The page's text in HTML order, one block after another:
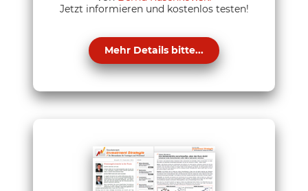
Jetzt informieren und kostenlos testen!
Mehr Details bitte...